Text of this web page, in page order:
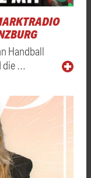
Handball
die …